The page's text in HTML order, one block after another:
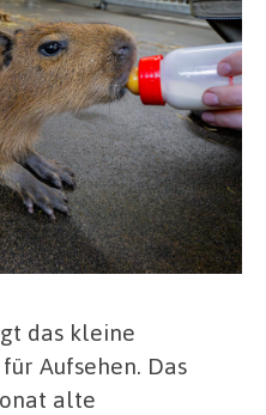
das kleine
Aufsehen. Das
alte